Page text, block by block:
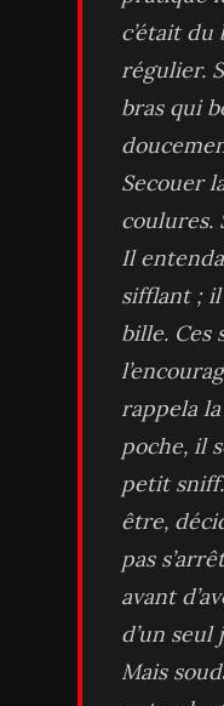
c’était
régulier.
bras qui
Secouer
coulures.
Il
sifflant ;
bille. Ces
rappela
poche, il
petit
être,
pas
avant
d’un
Mais